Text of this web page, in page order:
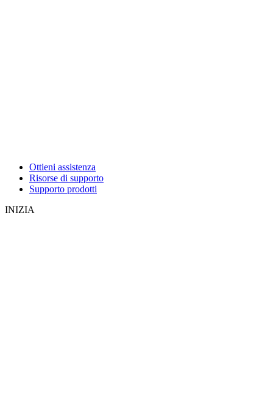
Ottieni assistenza
Risorse di supporto
Supporto prodotti
INIZIA